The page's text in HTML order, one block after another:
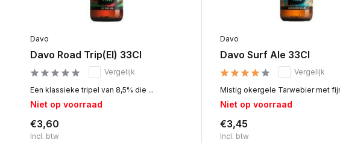
Davo
Davo Road Trip(El) 33Cl
Vergelijk
Een klassieke tripel van 8,5% die ...
Niet op voorraad
€3,60
Incl. btw
Davo
Davo Surf Ale 33Cl
Vergelijk
Mistig okergele Tarwebier met
Niet op voorraad
€3,45
Incl. btw